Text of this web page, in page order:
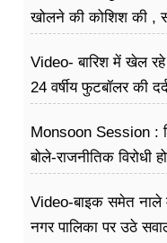
खोलने की कोशिश की ,
Video- बारिश में खेल
24 वर्षीय फुटबॉलर की
Monsoon Session :
बोले-राजनीतिक
Video-बाइक समेत नाले
नगर पालिका पर उठे